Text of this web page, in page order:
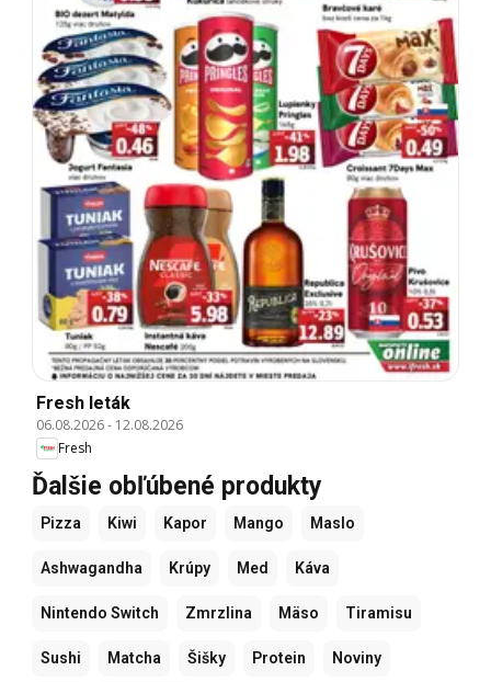
Fresh leták
06.08.2026- 12.08.2026
Fresh
Ďalšie obľúbené produkty
Pizza Kiwi Kapor Mango Maslo
Ashwagandha Krúpy Med Káva
Nintendo Switch Zmrzlina Mäso Tiramisu
Sushi Matcha Šišky Protein Noviny